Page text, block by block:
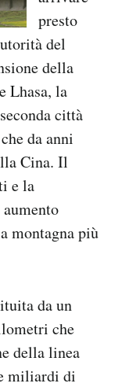
presto
del
della
Lhasa, la
città
da anni
Cina. Il
e la
montagna più
da un
che
della linea
miliardi di